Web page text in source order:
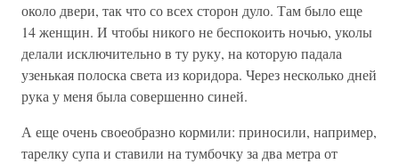
около двери, так что со всех сторон дуло. Там было еще
14 женщин. И чтобы никого не беспокоить ночью, уколы
делали исключительно в ту руку, на которую падала
узенькая полоска света из коридора. Через несколько дней
рука у меня была совершенно синей.
А еще очень своеобразно кормили: приносили, например,
тарелку супа и ставили на тумбочку за два метра от